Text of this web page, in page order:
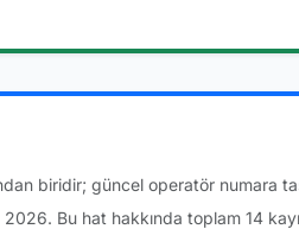
biridir; güncel operatör numara
Bu hat hakkında toplam 14